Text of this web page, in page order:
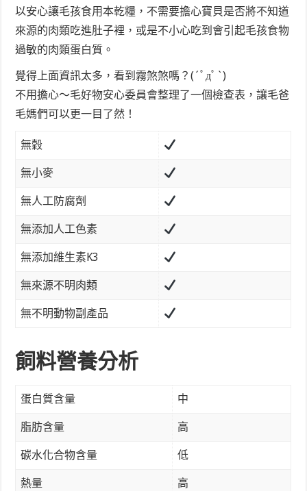
以安心讓毛孩食用本乾糧，不需要擔心寶貝是否將不知道
來源的肉類吃進肚子裡，或是不小心吃到會引起毛孩食物
過敏的肉類蛋白質。
覺得上面資訊太多，看到霧煞煞嗎？(´ﾟдﾟ`)
不用擔心～毛好物安心委員會整理了一個檢查表，讓毛爸
毛媽們可以更一目了然！
無穀
無小麥
無人工防腐劑
無添加人工色素
無添加維生素K3
無來源不明肉類
無不明動物副產品
飼料營養分析
蛋白質含量 中
脂肪含量 高
碳水化合物含量 低
熱量 高